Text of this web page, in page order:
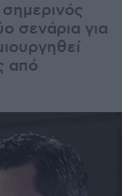
σενάρια για
από